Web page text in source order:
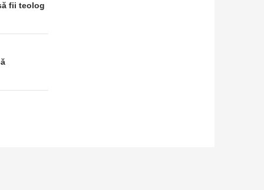
fii teolog